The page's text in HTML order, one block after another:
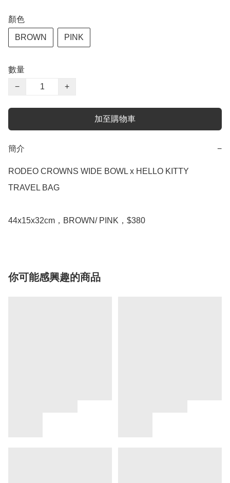
顏色
BROWN PINK
數量
−
+
加至購物車
簡介 −
RODEO CROWNS WIDE BOWL x HELLO KITTY
TRAVEL BAG
44x15x32cm，BROWN/ PINK，$380
你可能感興趣的商品